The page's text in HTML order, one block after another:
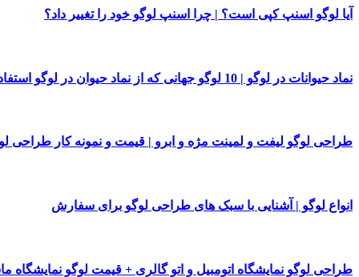
آیا لوگو اسنپ کپی است؟ | چرا اسنپ لوگو خود را تغییر داد؟
نماد حیوانات در لوگو | 10 لوگو جهانی که از نماد حیوان در لوگو استفاده کرده اند
طراحی لوگو لیفت و لمینت مژه و ابرو | قیمت و نمونه کار طراحی
انواع لوگو | آشنایی با سبک های طراحی لوگو برای سفارش
طراحی لوگو نمایشگاه اتومبیل و اتو گالری + قیمت لوگو نمایشگاه